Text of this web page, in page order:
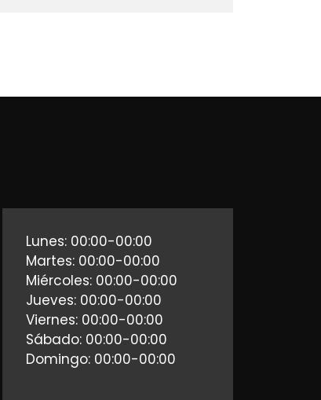
Lunes: 00:00-00:00
Martes: 00:00-00:00
Miércoles: 00:00-00:00
Jueves: 00:00-00:00
Viernes: 00:00-00:00
Sábado: 00:00-00:00
Domingo: 00:00-00:00